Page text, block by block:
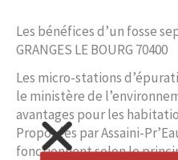
Les bénéfices d’un fosse
GRANGES LE BOURG 70400
Les micro-stations
le ministère de
avantages pour les
Proposées par Assaini-
fonctionnent selon le